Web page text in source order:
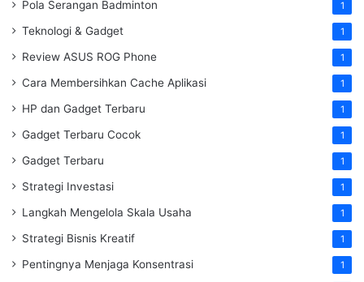
Pola Serangan Badminton 1
Teknologi & Gadget 1
Review ASUS ROG Phone 1
Cara Membersihkan Cache Aplikasi 1
HP dan Gadget Terbaru 1
Gadget Terbaru Cocok 1
Gadget Terbaru 1
Strategi Investasi 1
Langkah Mengelola Skala Usaha 1
Strategi Bisnis Kreatif 1
Pentingnya Menjaga Konsentrasi 1